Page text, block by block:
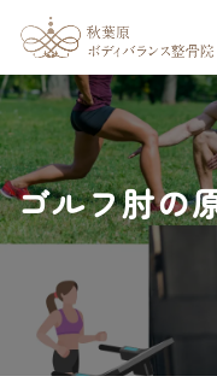
ゴルフ肘の